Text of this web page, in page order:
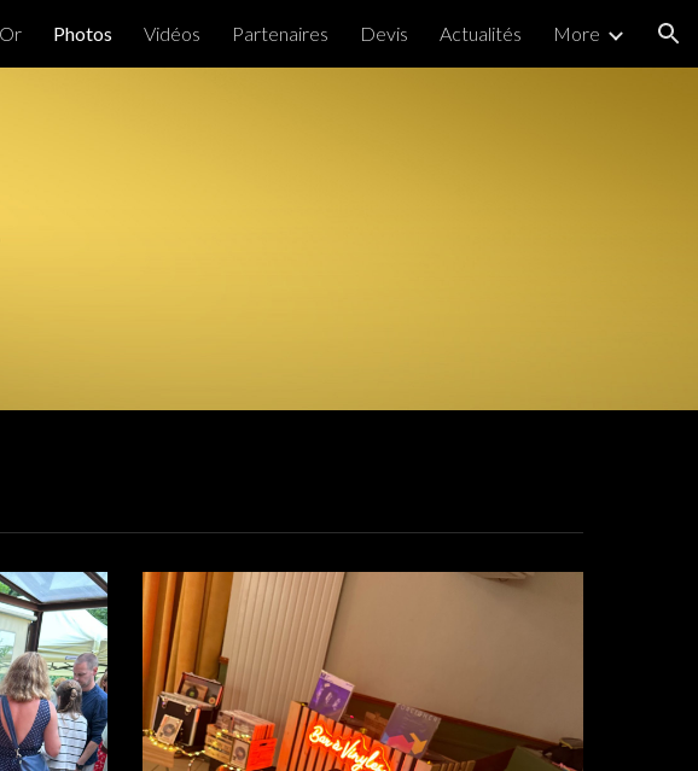
Skip to navigation
Photos Vidéos Partenaires Devis Actualités More